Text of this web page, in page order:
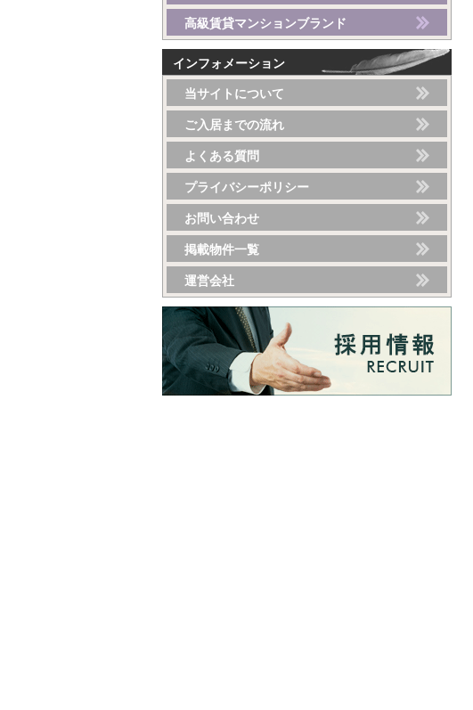
高級賃貸マンションブランド
インフォメーション
当サイトについて
ご入居までの流れ
よくある質問
プライバシーポリシー
お問い合わせ
掲載物件一覧
運営会社